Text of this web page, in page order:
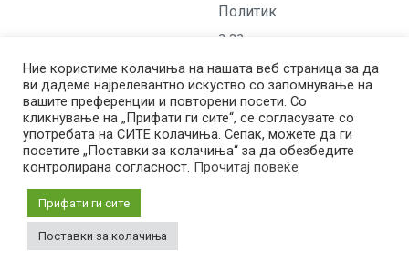
Политик
а за
приватно
ст
Политик
а на
враќање
new
tab
Copyright © 2026 EduFront. All rights reserved
Ние користиме колачиња на нашата веб страница за да
ви дадеме најрелевантно искуство со запомнување на
вашите преференции и повторени посети. Со
кликнување на „Прифати ги сите“, се согласувате со
употребата на СИТЕ колачиња. Сепак, можете да ги
посетите „Поставки за колачиња“ за да обезбедите
контролирана согласност. Прочитај повеќе
Прифати ги сите
Поставки за колачиња